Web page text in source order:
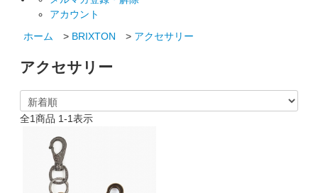
アカウント
ホーム
> BRIXTON > アクセサリー
アクセサリー
全1商品 1-1表示